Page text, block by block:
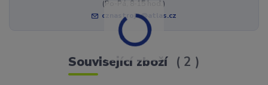
(Po-Pá, 8-15 hod.)
cznastroje@atlas.cz
Související zboží 2